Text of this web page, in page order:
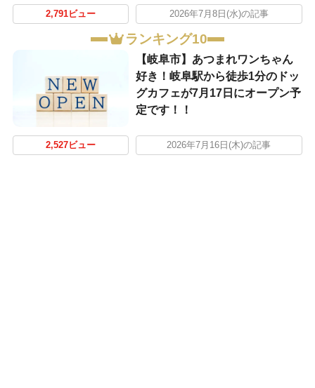
2,791ビュー 2026年7月8日(水)の記事
ランキング10
【岐阜市】あつまれワンちゃん
好き！岐阜駅から徒歩1分のドッ
グカフェが7月17日にオープン予
定です！！
2,527ビュー 2026年7月16日(木)の記事